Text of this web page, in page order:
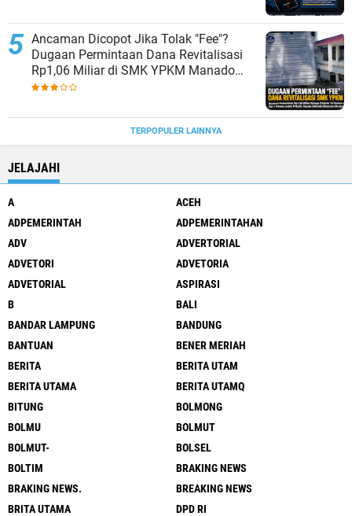
Ancaman Dicopot Jika Tolak "Fee"?
Dugaan Permintaan Dana Revitalisasi
Rp1,06 Miliar di SMK YPKM Manado
Berpotensi Terseret Kasus Tipikor
TERPOPULER LAINNYA
JELAJAHI
A
ACEH
ADPEMERINTAH
ADPEMERINTAHAN
ADV
ADVERTORIAL
ADVETORI
ADVETORIA
ADVETORIAL
ASPIRASI
B
BALI
BANDAR LAMPUNG
BANDUNG
BANTUAN
BENER MERIAH
BERITA
BERITA UTAM
BERITA UTAMA
BERITA UTAMQ
BITUNG
BOLMONG
BOLMU
BOLMUT
BOLMUT-
BOLSEL
BOLTIM
BRAKING NEWS
BRAKING NEWS.
BREAKING NEWS
BRITA UTAMA
DPD RI